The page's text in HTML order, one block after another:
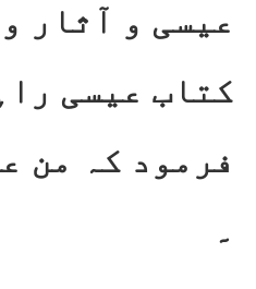
عیسی و آثار
کتاب عیسی
فرمود کہ من
۔